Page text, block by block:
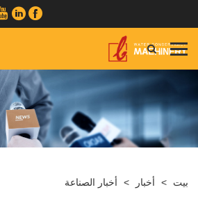
بيت > أخبار > أخبار الصناعة